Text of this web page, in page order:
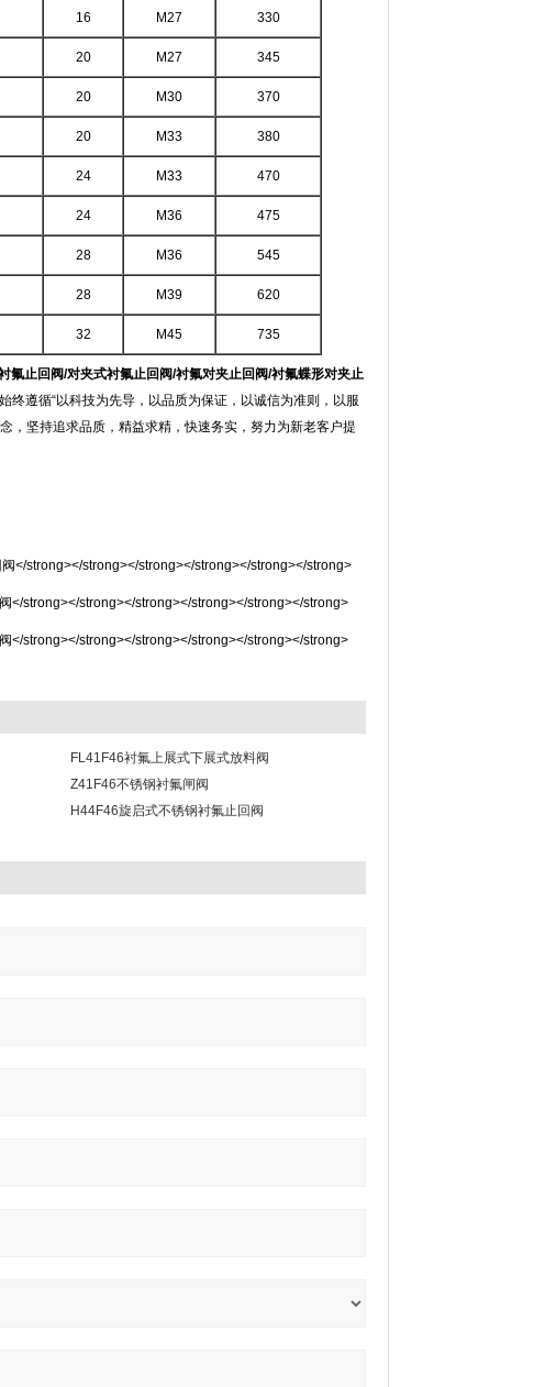
16 M27 330
20 M27 345
20 M30 370
20 M33 380
24 M33 470
24 M36 475
28 M36 545
28 M39 620
32 M45 735
氟止回阀/对夹式衬氟止回阀/衬氟对夹止回阀/衬氟蝶形对夹止
始终遵循“以科技为先导，以品质为保证，以诚信为准则，以服
，坚持追求品质，精益求精，快速务实，努力为新老客户提
FL41F46衬氟上展式下展式放料阀
Z41F46不锈钢衬氟闸阀
H44F46旋启式不锈钢衬氟止回阀